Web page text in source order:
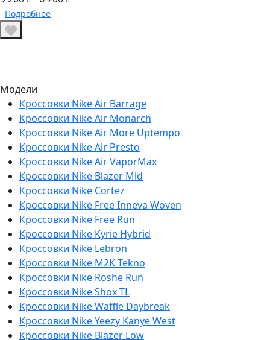
Подробнее
Модели
Кроссовки Nike Air Barrage
Кроссовки Nike Air Monarch
Кроссовки Nike Air More Uptempo
Кроссовки Nike Air Presto
Кроссовки Nike Air VaporMax
Кроссовки Nike Blazer Mid
Кроссовки Nike Cortez
Кроссовки Nike Free Inneva Woven
Кроссовки Nike Free Run
Кроссовки Nike Kyrie Hybrid
Кроссовки Nike Lebron
Кроссовки Nike M2K Tekno
Кроссовки Nike Roshe Run
Кроссовки Nike Shox TL
Кроссовки Nike Waffle Daybreak
Кроссовки Nike Yeezy Kanye West
Кроссовки Nike Blazer Low